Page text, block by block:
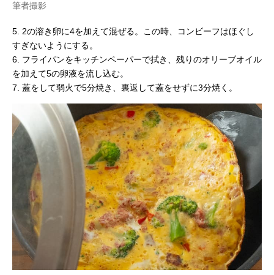
筆者撮影
5. 2の溶き卵に4を加えて混ぜる。この時、コンビーフはほぐし
すぎないようにする。
6. フライパンをキッチンペーパーで拭き、残りのオリーブオイル
を加えて5の卵液を流し込む。
7. 蓋をして弱火で5分焼き、裏返して蓋をせずに3分焼く。